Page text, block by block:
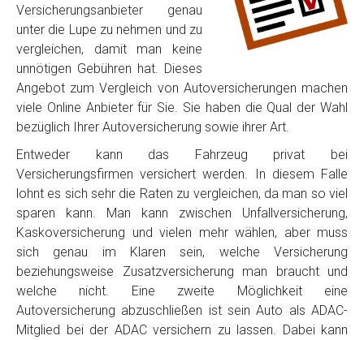
Versicherungsanbieter genau
unter die Lupe zu nehmen und zu
vergleichen, damit man keine
unnötigen Gebühren hat. Dieses
Angebot zum Vergleich von Autoversicherungen machen
viele Online Anbieter für Sie. Sie haben die Qual der Wahl
bezüglich Ihrer Autoversicherung sowie ihrer Art.
Entweder kann das Fahrzeug privat bei
Versicherungsfirmen versichert werden. In diesem Falle
lohnt es sich sehr die Raten zu vergleichen, da man so viel
sparen kann. Man kann zwischen Unfallversicherung,
Kaskoversicherung und vielen mehr wählen, aber muss
sich genau im Klaren sein, welche Versicherung
beziehungsweise Zusatzversicherung man braucht und
welche nicht. Eine zweite Möglichkeit eine
Autoversicherung abzuschließen ist sein Auto als ADAC-
Mitglied bei der ADAC versichern zu lassen. Dabei kann